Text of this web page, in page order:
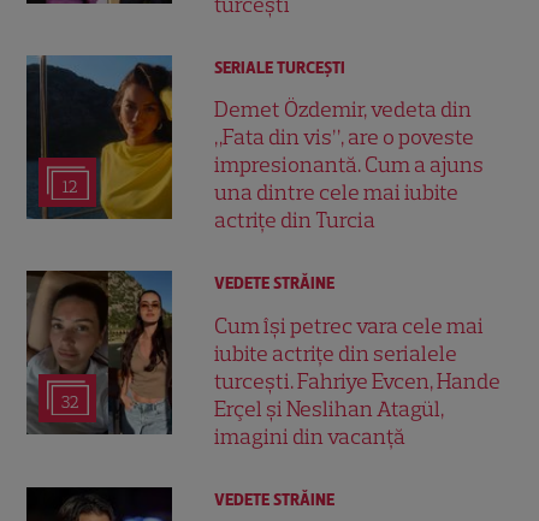
12
SERIALE TURCEŞTI
Demet Özdemir, vedeta din
„Fata din vis”, are o poveste
impresionantă. Cum a ajuns
una dintre cele mai iubite
actrițe din Turcia
32
VEDETE STRĂINE
Cum își petrec vara cele mai
iubite actrițe din serialele
turcești. Fahriye Evcen, Hande
Erçel și Neslihan Atagül,
imagini din vacanță
VEDETE STRĂINE